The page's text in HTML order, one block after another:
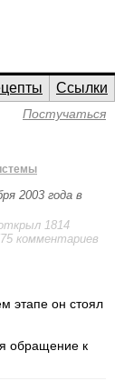
Ссылки
Постучаться
2003 года в
1814
комментариев
этапе он стоял
обращение к